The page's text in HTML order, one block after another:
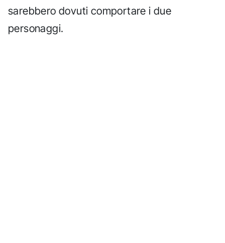
sarebbero dovuti comportare i due
personaggi.